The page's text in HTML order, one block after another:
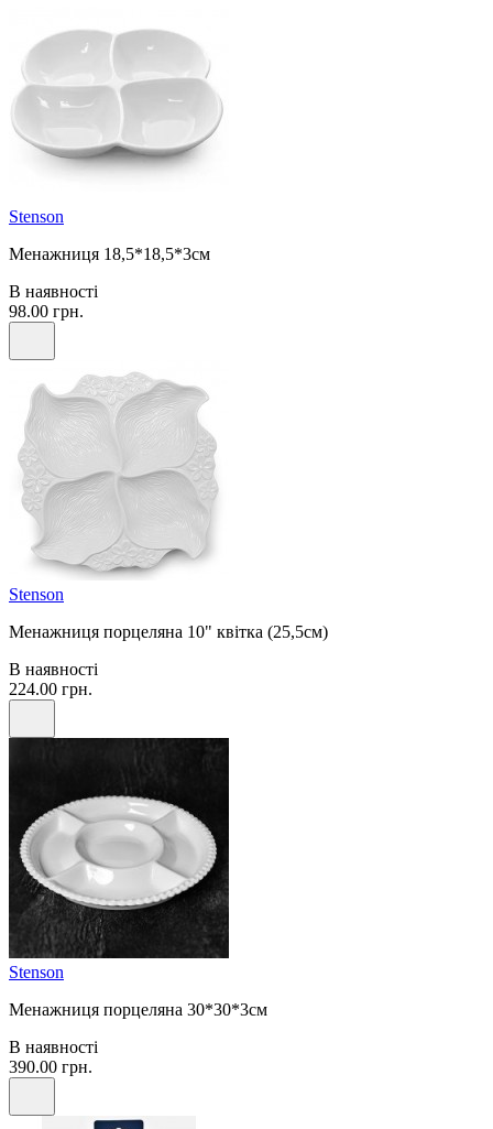
Stenson
Менажниця 18,5*18,5*3см
В наявності
98.00 грн.
Stenson
Менажниця порцеляна 10" квітка (25,5см)
В наявності
224.00 грн.
Stenson
Менажниця порцеляна 30*30*3см
В наявності
390.00 грн.